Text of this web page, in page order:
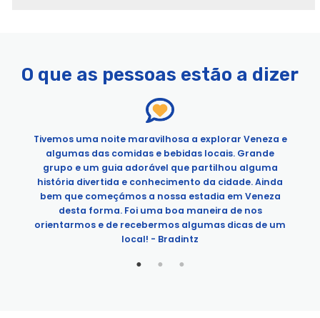
Exclusivo Sozinho em St. Mark's & Doge's Palace Tour
Exclusivo Sozinho na Basílica de St. Mark's After Hours
Veneza lendária: Tour da Basílica de São Marcos e do Palácio
Veneza lendária: Tour da Basílica de São Marcos e do Palácio
do Doge
Excursão de Lagoa Premium: Murano Glass Making, Burano &
Wine Tasting
Sabores e tradições de Veneza: Tour gastronómico com visita
ao mercado de Rialto
O que as pessoas estão a dizer
Tivemos uma noite maravilhosa a explorar Veneza e
algumas das comidas e bebidas locais. Grande
grupo e um guia adorável que partilhou alguma
história divertida e conhecimento da cidade. Ainda
bem que começámos a nossa estadia em Veneza
desta forma. Foi uma boa maneira de nos
orientarmos e de recebermos algumas dicas de um
local! - Bradintz